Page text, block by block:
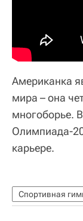
Американка
мира – она
многоборье.
Олимпиада-
карьере.
Спортивная